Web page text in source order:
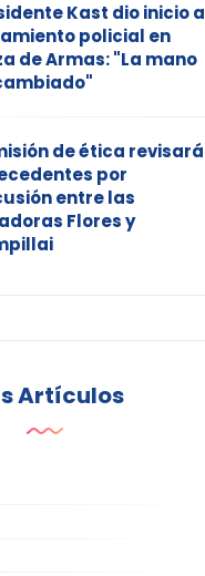
Kast dio inicio a
policial en
de Armas: "La mano
de ética revisará
por
entre las
Flores y
Artículos